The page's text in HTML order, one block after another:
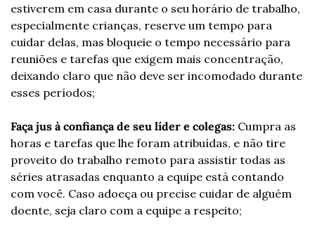
estiverem em casa durante o seu horário de trabalho,
especialmente crianças, reserve um tempo para
cuidar delas, mas bloqueie o tempo necessário para
reuniões e tarefas que exigem mais concentração,
deixando claro que não deve ser incomodado durante
esses períodos;
Faça jus à confiança de seu líder e colegas: Cumpra as
horas e tarefas que lhe foram atribuídas, e não tire
proveito do trabalho remoto para assistir todas as
séries atrasadas enquanto a equipe está contando
com você. Caso adoeça ou precise cuidar de alguém
doente, seja claro com a equipe a respeito;